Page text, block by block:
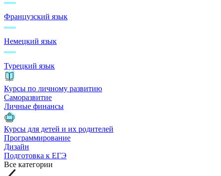
Французский язык
Немецкий язык
Турецкий язык
Курсы по личному развитию
Саморазвитие
Личные финансы
Курсы для детей и их родителей
Программирование
Дизайн
Подготовка к ЕГЭ
Все категории